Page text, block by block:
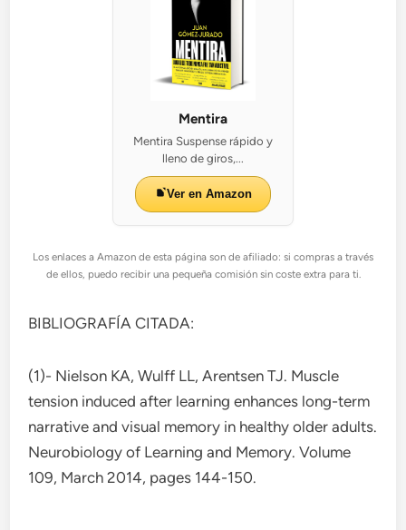
Mentira
Mentira Suspense rápido y
lleno de giros,...
Ver en Amazon
Los enlaces a Amazon de esta página son de afiliado: si compras a través
de ellos, puedo recibir una pequeña comisión sin coste extra para ti.
BIBLIOGRAFÍA CITADA:
(1)- Nielson KA, Wulff LL, Arentsen TJ. Muscle
tension induced after learning enhances long-term
narrative and visual memory in healthy older adults.
Neurobiology of Learning and Memory. Volume
109, March 2014, pages 144-150.